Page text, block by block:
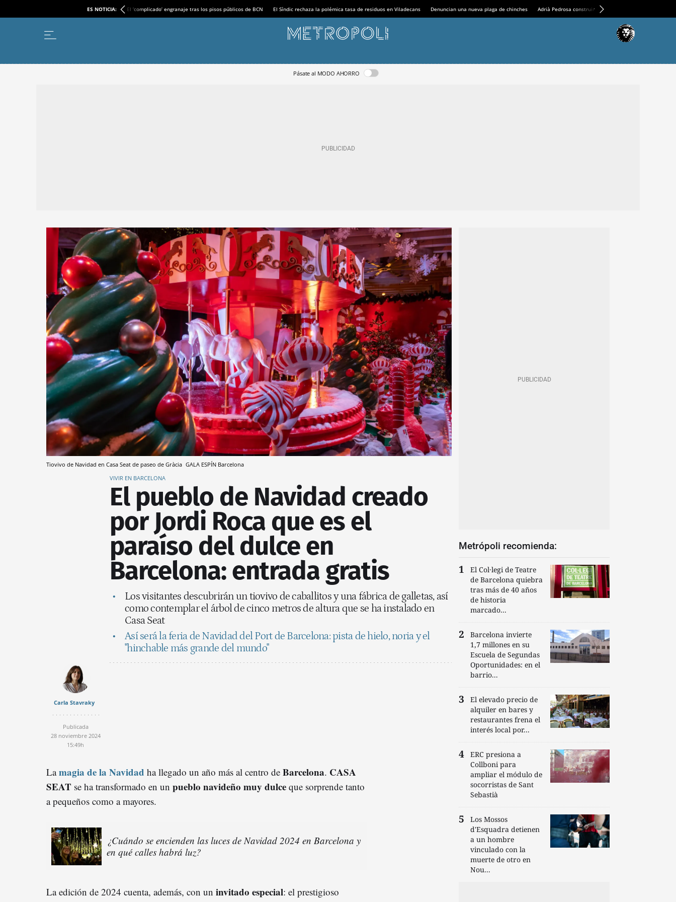
ES NOTICIA: El ‘complicado’ engranaje tras los pisos públicos de BCN El Síndic rechaza la polémica tasa de residuos en Viladecans Denuncian una nueva plaga de chinches Adrià Pedrosa construirá la nueva residencia en el
Pásate al MODO AHORRO
Tiovivo de Navidad en Casa Seat de paseo de Gràcia GALA ESPÍN Barcelona
VIVIR EN BARCELONA
El pueblo de Navidad creado
por Jordi Roca que es el
paraíso del dulce en
Barcelona: entrada gratis
Los visitantes descubrirán un tiovivo de caballitos y una fábrica de galletas, así
como contemplar el árbol de cinco metros de altura que se ha instalado en
Casa Seat
Así será la feria de Navidad del Port de Barcelona: pista de hielo, noria y el
"hinchable más grande del mundo"
Carla Stavraky
Publicada
28 noviembre 2024
15:49h
Lamagia de la Navidad ha llegado un año más al centro de Barcelona. CASA
SEAT se ha transformado en un pueblo navideño muy dulce que sorprende tanto
a pequeños como a mayores.
¿Cuándo se encienden las luces de Navidad 2024 en Barcelona y
en qué calles habrá luz?
La edición de 2024 cuenta, además, con un invitado especial: el prestigioso
Metrópoli recomienda:
El Col·legi de Teatre
de Barcelona quiebra
tras más de 40 años
de historia
marcado...
Barcelona invierte
1,7 millones en su
Escuela de Segundas
Oportunidades: en el
barrio...
El elevado precio de
alquiler en bares y
restaurantes frena el
interés local por...
ERC presiona a
Collboni para
ampliar el módulo de
socorristas de Sant
Sebastià
Los Mossos
d'Esquadra detienen
a un hombre
vinculado con la
muerte de otro en
Nou...